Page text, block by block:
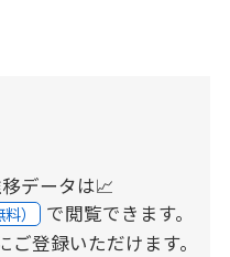
データは📈
料） で閲覧できます。
登録いただけます。